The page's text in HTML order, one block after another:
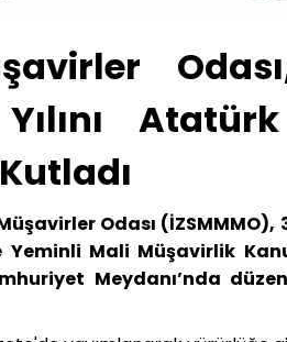
Odası (İZSMMMO),
Mali Müşavirlik
Meydanı’nda